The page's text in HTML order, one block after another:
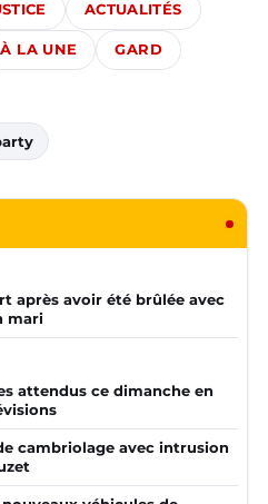
ACTUALITÉS
À LA UNE GARD
après avoir été brûlée avec
mari
attendus ce dimanche en
cambriolage avec intrusion